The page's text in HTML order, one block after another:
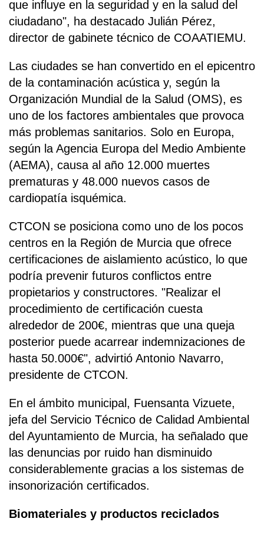
que influye en la seguridad y en la salud del
ciudadano", ha destacado Julián Pérez,
director de gabinete técnico de COAATIEMU.
Las ciudades se han convertido en el epicentro
de la contaminación acústica y, según la
Organización Mundial de la Salud (OMS), es
uno de los factores ambientales que provoca
más problemas sanitarios. Solo en Europa,
según la Agencia Europa del Medio Ambiente
(AEMA), causa al año 12.000 muertes
prematuras y 48.000 nuevos casos de
cardiopatía isquémica.
CTCON se posiciona como uno de los pocos
centros en la Región de Murcia que ofrece
certificaciones de aislamiento acústico, lo que
podría prevenir futuros conflictos entre
propietarios y constructores. "Realizar el
procedimiento de certificación cuesta
alrededor de 200€, mientras que una queja
posterior puede acarrear indemnizaciones de
hasta 50.000€", advirtió Antonio Navarro,
presidente de CTCON.
En el ámbito municipal, Fuensanta Vizuete,
jefa del Servicio Técnico de Calidad Ambiental
del Ayuntamiento de Murcia, ha señalado que
las denuncias por ruido han disminuido
considerablemente gracias a los sistemas de
insonorización certificados.
Biomateriales y productos reciclados